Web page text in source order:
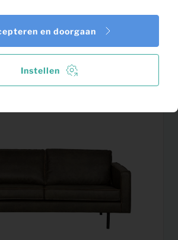
(excl. BTW)
Instellen
en doorgaan